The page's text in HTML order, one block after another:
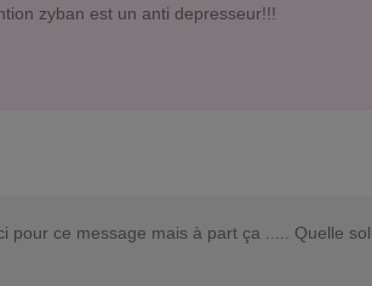
zyban est un anti depresseur!!!
pour ce message mais à part ça ..... Quelle